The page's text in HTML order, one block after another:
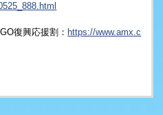
復興応援割： https://www.amx.c